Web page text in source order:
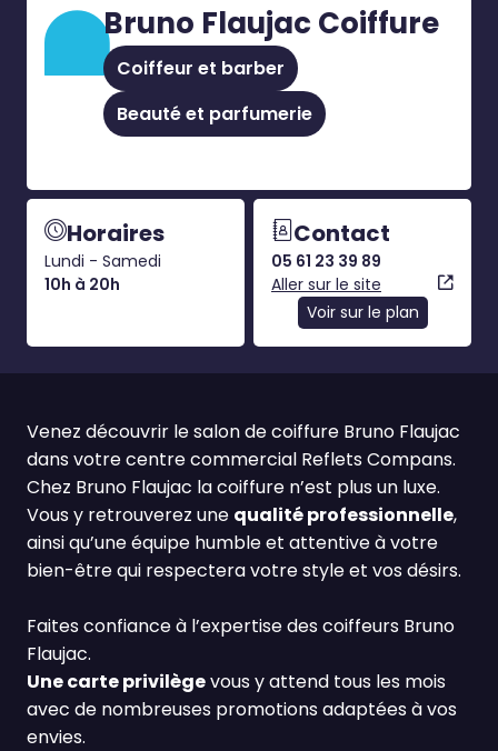
Bruno Flaujac Coiffure
Coiffeur et barber
Beauté et parfumerie
Horaires
Lundi - Samedi
10h à 20h
Contact
05 61 23 39 89
Aller sur le site
Voir sur le plan
Venez découvrir le salon de coiffure Bruno Flaujac
dans votre centre commercial Reflets Compans.
Chez Bruno Flaujac la coiffure n’est plus un luxe.
Vous y retrouverez une qualité professionnelle,
ainsi qu’une équipe humble et attentive à votre
bien-être qui respectera votre style et vos désirs.
Faites confiance à l’expertise des coiffeurs Bruno
Flaujac.
Une carte privilègevous y attend tous les mois
avec de nombreuses promotions adaptées à vos
envies.